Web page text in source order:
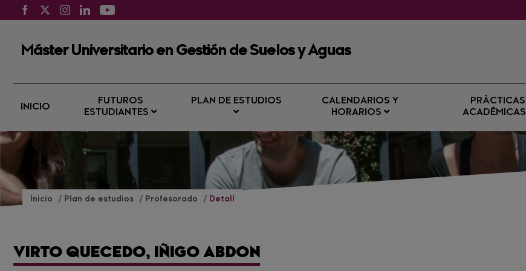
Máster Universitario en Gestión de Suelos y Aguas
INICIO
FUTUROS
ESTUDIANTES
PLAN DE ESTUDIOS
CALENDARIOS Y
HORARIOS
PRÁCTICAS
ACADÉMICAS
Inicio Plan de estudios Profesorado Detall
VIRTO QUECEDO, IÑIGO ABDON